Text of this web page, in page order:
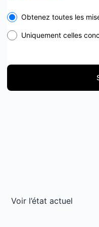
Select the components
Obtenez toutes les
Uniquement celles
Voir l’état actuel